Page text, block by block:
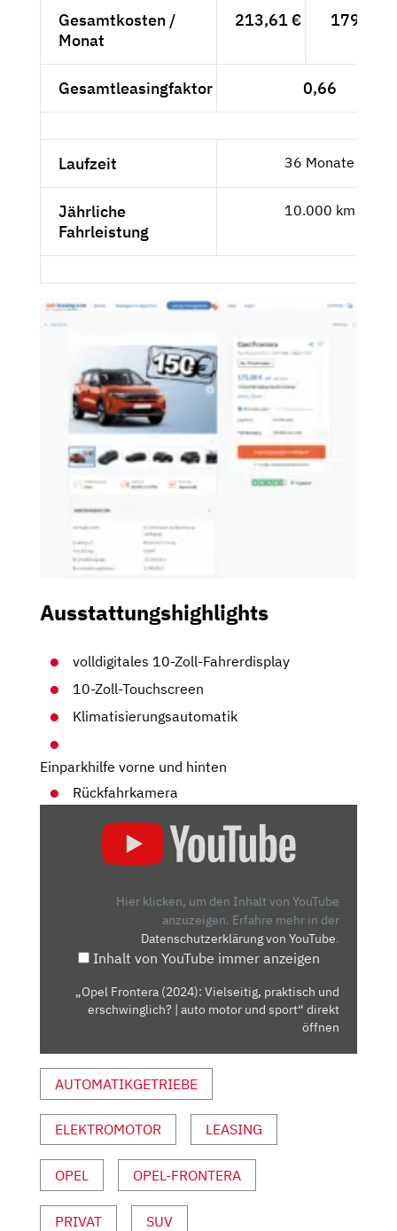
Gesamtkosten /
Monat
213,61 € 179,51 €
Gesamtleasingfaktor 0,66
Laufzeit 36 Monate
Jährliche
Fahrleistung
10.000 km
Ausstattungshighlights
volldigitales 10-Zoll-Fahrerdisplay
10-Zoll-Touchscreen
Klimatisierungsautomatik
Einparkhilfe vorne und hinten
Rückfahrkamera
FRONTERA
PRAKTISCH
ERSCHWINGLICH?
VON
YOUTUBE
ANZEIGEN
Hier klicken, um den Inhalt von YouTube
anzuzeigen. Erfahre mehr in der
Datenschutzerklärung von YouTube.
Inhalt von YouTube immer anzeigen
„Opel Frontera (2024): Vielseitig, praktisch und
erschwinglich? | auto motor und sport“ direkt
öffnen
AUTOMATIKGETRIEBE
ELEKTROMOTOR LEASING
OPEL OPEL-FRONTERA
PRIVAT SUV